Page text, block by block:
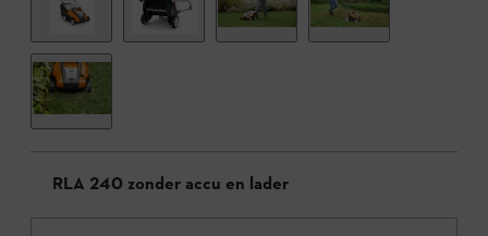
RLA 240 zonder accu en lader